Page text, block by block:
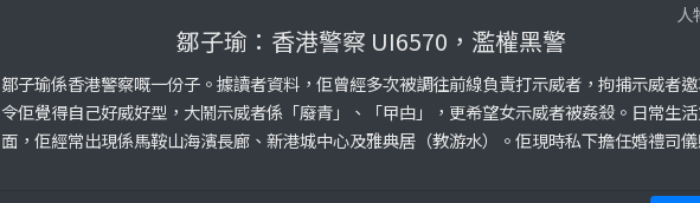
人
鄒子瑜：香港警察 UI6570，濫權黑警
鄒子瑜係香港警察嘅一份子。據讀者資料，佢曾經多次被調往前線負責打示威者，拘捕示威者邀
令佢覺得自己好威好型，大鬧示威者係「廢青」、「曱甴」，更希望女示威者被姦殺。日常生
面，佢經常出現係馬鞍山海濱長廊、新港城中心及雅典居（教游水）。佢現時私下擔任婚禮司